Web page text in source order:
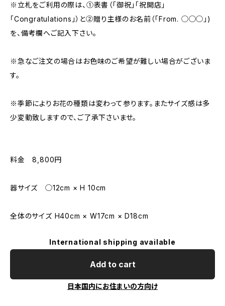
※立札をご利用の際は、①表書（「御祝」「祝開店」
「Congratulations」）と②贈り主様のお名前（「From. ◯◯◯」)
を、備考欄へご記入下さい。
※急なご注文の場合はお色味のご希望が難しい場合がございま
す。
※季節によりお花の種類は変わって参ります。またサイズ感は多
少変動致しますので、ご了承下さいませ。
料金 8,800円
器サイズ ◯12cm × H 10cm
全体のサイズ H40cm × W17cm × D18cm
International shipping available
Add to cart
日本国内にお住まいの方向け